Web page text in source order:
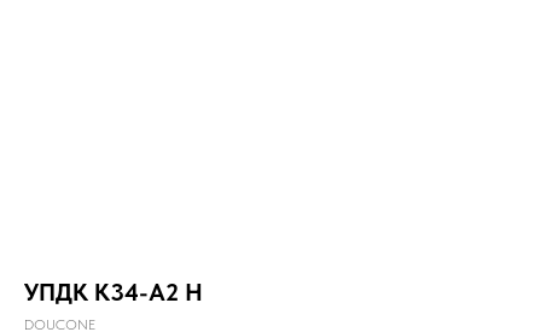
УПДК К34-А2 Н
DOUCONE